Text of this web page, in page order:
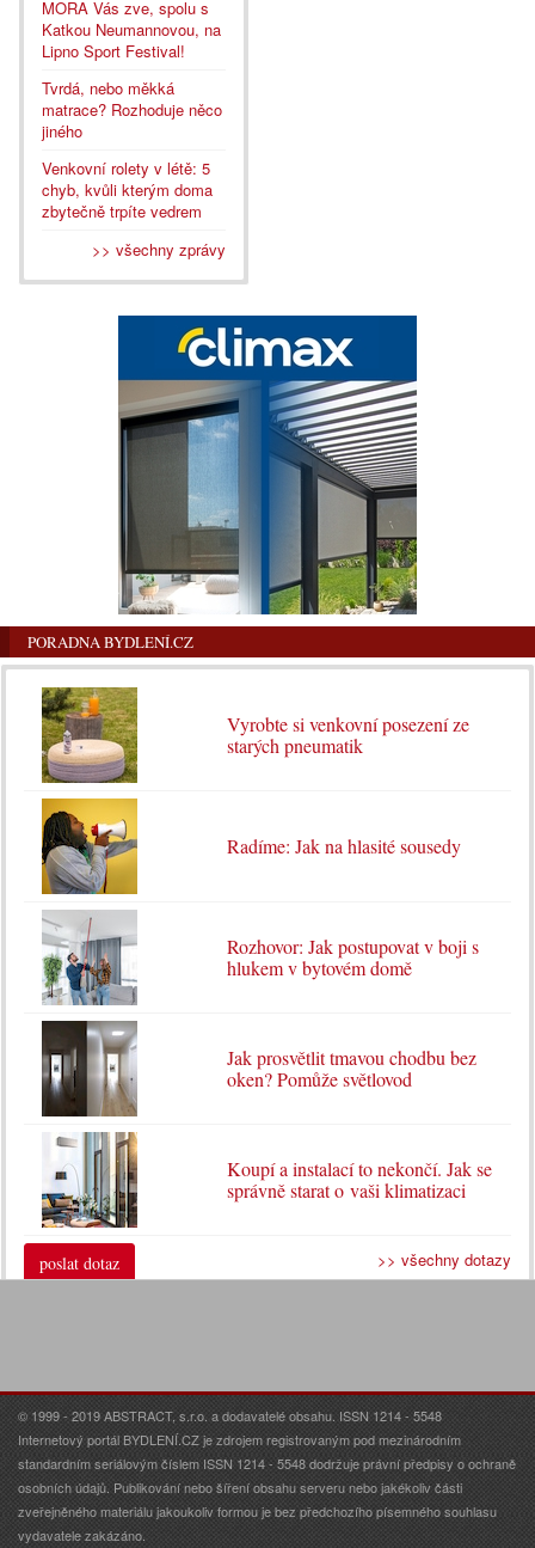
MORA Vás zve, spolu s
Katkou Neumannovou, na
Lipno Sport Festival!
Tvrdá, nebo měkká
matrace? Rozhoduje něco
jiného
Venkovní rolety v létě: 5
chyb, kvůli kterým doma
zbytečně trpíte vedrem
>> všechny zprávy
PORADNA BYDLENÍ.CZ
Vyrobte si venkovní posezení ze
starých pneumatik
Radíme: Jak na hlasité sousedy
Rozhovor: Jak postupovat v boji s
hlukem v bytovém domě
Jak prosvětlit tmavou chodbu bez
oken? Pomůže světlovod
Koupí a instalací to nekončí. Jak se
správně starat o vaši klimatizaci
poslat dotaz >> všechny dotazy
© 1999 - 2019 ABSTRACT, s.r.o. a dodavatelé obsahu. ISSN 1214 - 5548
Internetový portál BYDLENÍ.CZ je zdrojem registrovaným pod mezinárodním
standardním seriálovým číslem ISSN 1214 - 5548 dodržuje právní předpisy o ochraně
osobních údajů. Publikování nebo šíření obsahu serveru nebo jakékoliv části
zveřejněného materiálu jakoukoliv formou je bez předchozího písemného souhlasu
vydavatele zakázáno.